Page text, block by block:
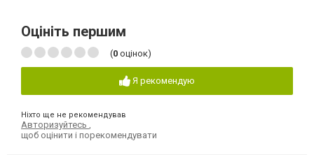
Оцініть першим
(0 оцінок)
Я рекомендую
Ніхто ще не рекомендував
Авторизуйтесь ,
щоб оцінити і порекомендувати